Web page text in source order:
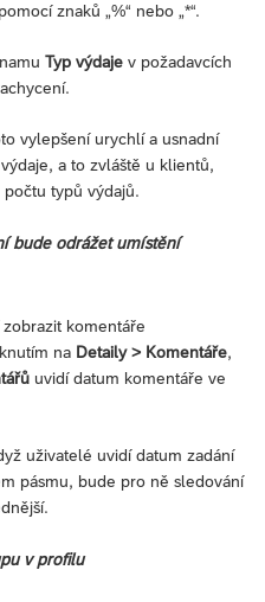
znaků „%“ nebo „*“.
Typ výdaje v požadavcích
vylepšení urychlí a usnadní
a to zvláště u klientů,
typů výdajů.
bude odrážet umístění
komentáře
na Detaily > Komentáře,
uvidí datum komentáře ve
uživatelé uvidí datum zadání
pásmu, bude pro ně sledování
v profilu